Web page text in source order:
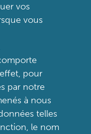
vos
vous
pour
par notre
à nous
telles
le nom